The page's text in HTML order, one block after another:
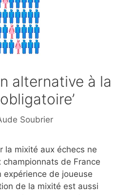
alternative à la
Soubrier
la mixité aux échecs ne
championnats de France
expérience de joueuse
de la mixité est aussi